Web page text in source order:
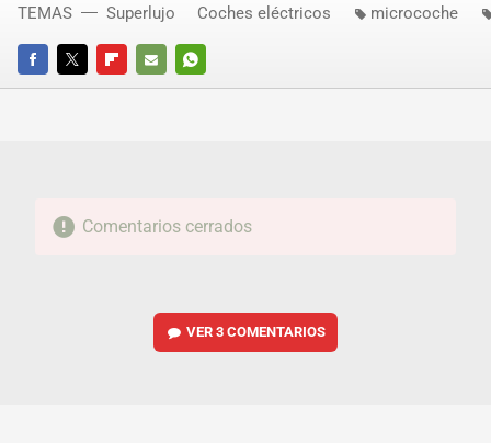
FACEBOOKTWITTERFLIPBOARD
E-
WHATSAPP
TEMAS Superlujo Coches eléctricos microcoche
Comentarios cerrados
VER3 COMENTARIOS